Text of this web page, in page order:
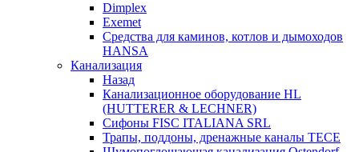
Dimplex
Exemet
Средства для каминов, котлов и дымоходов
HANSA
Канализация
Назад
Канализационное оборудование HL
(HUTTERER & LECHNER)
Сифоны FISC ITALIANA SRL
Трапы, поддоны, дренажные каналы TECE